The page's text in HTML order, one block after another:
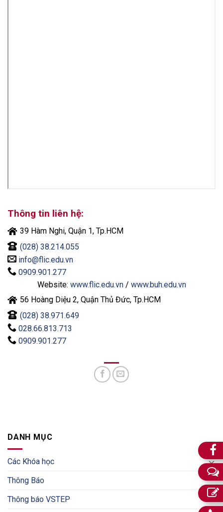
Thông tin liên hệ:
39 Hàm Nghi, Quận 1, Tp.HCM
(028) 38.214.055
info@flic.edu.vn
0909.901.277
Website: www.flic.edu.vn/ www.buh.edu.vn
56 Hoàng Diệu 2, Quận Thủ Đức, Tp.HCM
(028) 38.971.649
028.66.813.713
0909.901.277
DANH MỤC
Các Khóa học
Thông Báo
Thông báo VSTEP